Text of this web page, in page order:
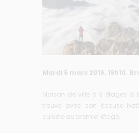
Mardi 5 mars 2019. 19h10.
Maison de ville à 3 étages à
trouve avec son épouse
cuisine au premier étage.